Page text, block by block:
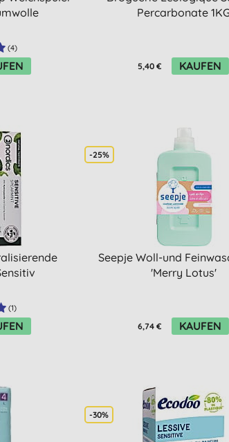
(4)
Percarbonate
5,40 € KAUFEN
(1)
-25%
Seepje Woll-und
'Merry Lotus'
6,74 € KAUFEN
-30%